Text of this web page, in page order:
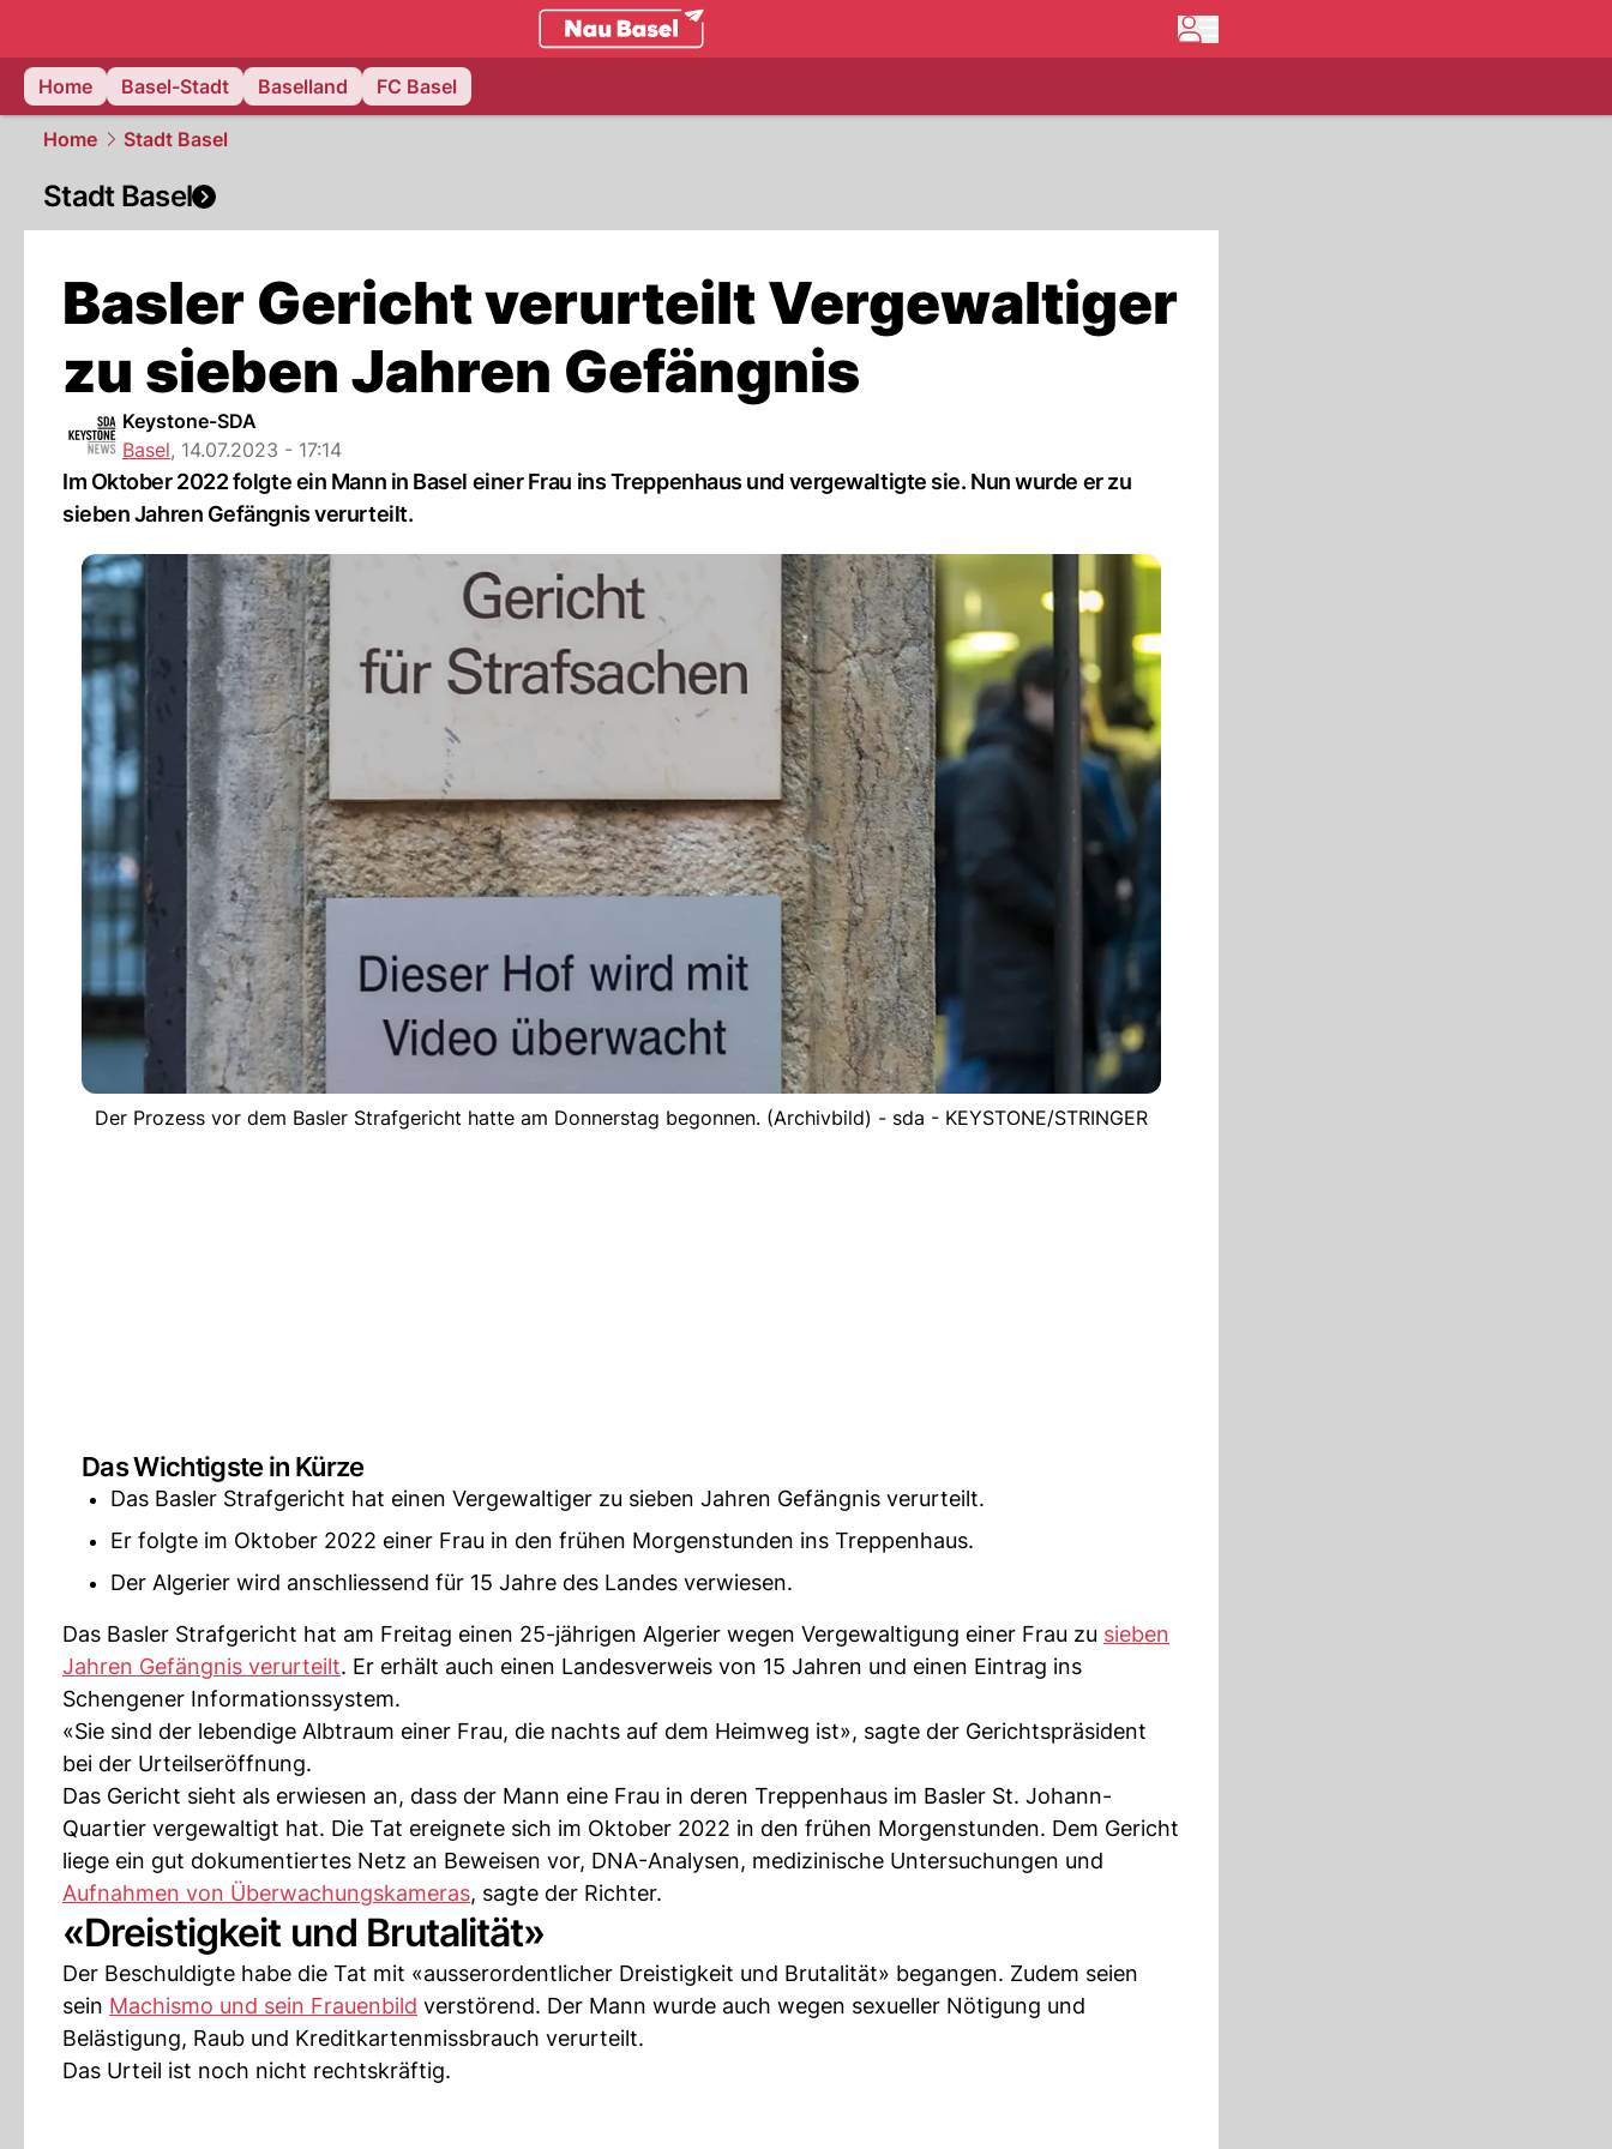
basel.
Home
Basel-Stadt Baselland FC Basel
Home Stadt Basel
Stadt Basel
Basler Gericht verurteilt Vergewaltiger
zu sieben Jahren Gefängnis
Keystone-SDA
Basel, 14.07.2023 - 17:14
Im Oktober 2022 folgte ein Mann in Basel einer Frau ins Treppenhaus und vergewaltigte sie. Nun wurde er zu
sieben Jahren Gefängnis verurteilt.
Der Prozess vor dem Basler Strafgericht hatte am Donnerstag begonnen. (Archivbild) - sda - KEYSTONE/STRINGER
Das Wichtigste in Kürze
Das Basler Strafgericht hat einen Vergewaltiger zu sieben Jahren Gefängnis verurteilt.
Er folgte im Oktober 2022 einer Frau in den frühen Morgenstunden ins Treppenhaus.
Der Algerier wird anschliessend für 15 Jahre des Landes verwiesen.
Das Basler Strafgericht hat am Freitag einen 25-jährigen Algerier wegen Vergewaltigung einer Frau zu sieben
Jahren Gefängnis verurteilt. Er erhält auch einen Landesverweis von 15 Jahren und einen Eintrag ins
Schengener Informationssystem.
«Sie sind der lebendige Albtraum einer Frau, die nachts auf dem Heimweg ist», sagte der Gerichtspräsident
bei der Urteilseröffnung.
Das Gericht sieht als erwiesen an, dass der Mann eine Frau in deren Treppenhaus im Basler St. Johann-
Quartier vergewaltigt hat. Die Tat ereignete sich im Oktober 2022 in den frühen Morgenstunden. Dem Gericht
liege ein gut dokumentiertes Netz an Beweisen vor, DNA-Analysen, medizinische Untersuchungen und
Aufnahmen von Überwachungskameras, sagte der Richter.
«Dreistigkeit und Brutalität»
Der Beschuldigte habe die Tat mit «ausserordentlicher Dreistigkeit und Brutalität» begangen. Zudem seien
sein Machismo und sein Frauenbild verstörend. Der Mann wurde auch wegen sexueller Nötigung und
Belästigung, Raub und Kreditkartenmissbrauch verurteilt.
Das Urteil ist noch nicht rechtskräftig.